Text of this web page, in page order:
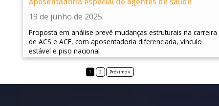
19 de junho de 2025
Proposta em análise prevê mudanças estruturais na carreira
de ACS e ACE, com aposentadoria diferenciada, vínculo
estável e piso nacional
1 2 Próximo »